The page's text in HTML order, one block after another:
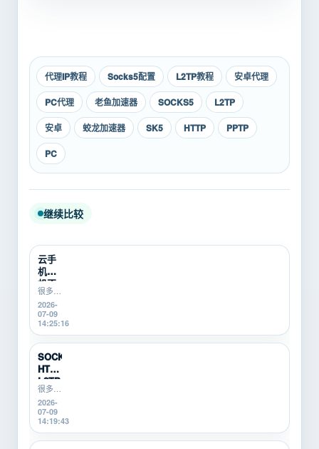
代理IP教程 Socks5配置 L2TP教程
安卓代理
PC代理
老鱼加速器 SOCKS5
L2TP
安卓
蛟龙加速器 SK5 HTTP
PPTP
PC
继续比较
云手
机挂
机不
稳定
怎么
办？
游戏
搬砖
新
手...
很多游
戏搬
砖、游
戏打金
新手在
使用云
手机挂
机时，
会遇到
掉线、
卡顿、
登录异
常、运
行中断
等问
2026-
07-09
14:25:16
SOCKS5、
HTTP、
L2TP/P...
很多游
戏搬
砖、游
戏打
金、多
开挂机
2026-
07-09
14:19:43